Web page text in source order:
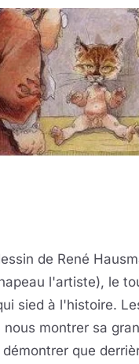
de René
l'artiste), le
sied à l'histoire.
montrer sa
que